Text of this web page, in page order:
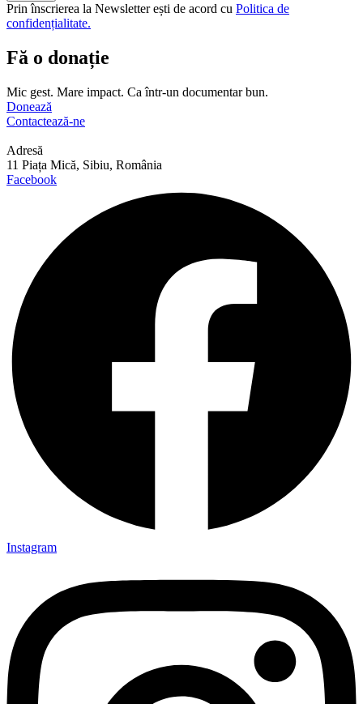
Prin înscrierea la Newsletter ești de acord cu Politica de
confidențialitate.
Fă o donație
Mic gest. Mare impact. Ca într-un documentar bun.
Donează
Contactează-ne
Adresă
11 Piața Mică, Sibiu, România
Facebook
Instagram